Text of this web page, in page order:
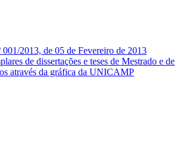
2013, de 05 de Fevereiro de 2013
de dissertações e teses de Mestrado e de
através da gráfica da UNICAMP